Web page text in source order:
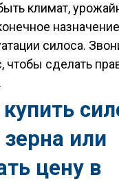
климат,
назначение
силоса.
чтобы сделать
или
цену в